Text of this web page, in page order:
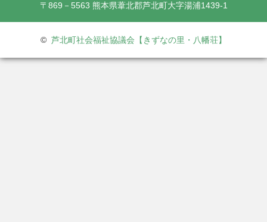
〒869－5563 熊本県葦北郡芦北町大字湯浦1439-1
© 芦北町社会福祉協議会【きずなの里・八幡荘】